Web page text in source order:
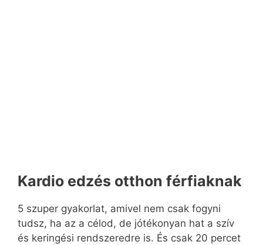
Kardio edzés otthon férfiaknak
5 szuper gyakorlat, amivel nem csak fogyni
tudsz, ha az a célod, de jótékonyan hat a szív
és keringési rendszeredre is. És csak 20 percet